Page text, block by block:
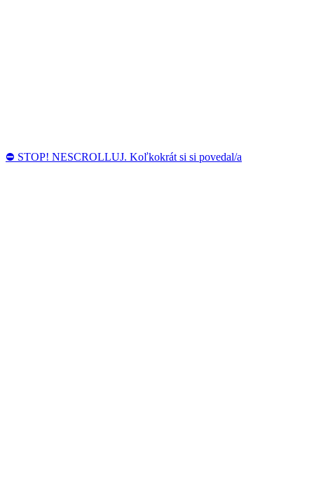
⛔ STOP! NESCROLLUJ. Koľkokrát si si povedal/a